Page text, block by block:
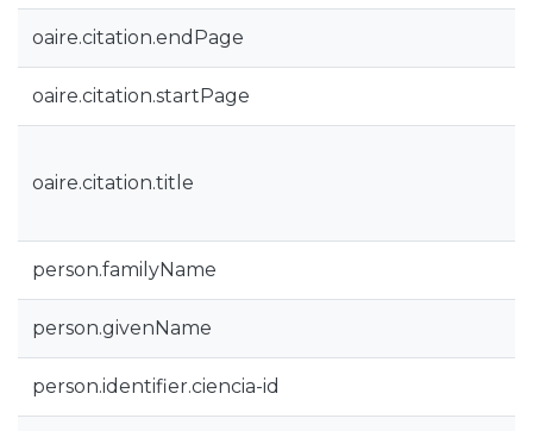
oaire.citation.endPage
oaire.citation.startPage
oaire.citation.title
person.familyName
person.givenName
person.identifier.ciencia-id